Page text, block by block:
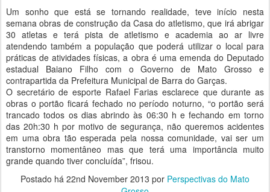
Um sonho que está se tornando realidade, teve início nesta
semana obras de construção da Casa do atletismo, que irá abrigar
30 atletas e terá pista de atletismo e academia ao ar livre
atendendo também a população que poderá utilizar o local para
práticas de atividades físicas, a obra é uma emenda do Deputado
estadual Baiano Filho com o Governo de Mato Grosso e
contrapartida da Prefeitura Municipal de Barra do Garças.
O secretário de esporte Rafael Farias esclarece que durante as
obras o portão ficará fechado no período noturno, “o portão será
trancado todos os dias abrindo às 06:30 h e fechando em torno
das 20h:30 h por motivo de segurança, não queremos acidentes
em uma obra tão esperada pela nossa comunidade, vai ser um
transtorno momentâneo mas que terá uma importância muito
grande quando tiver concluída”, frisou.
Postado há 22nd November 2013 por Perspectivas do Mato